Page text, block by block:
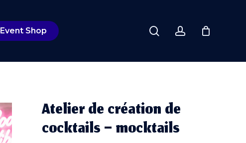
Event Shop searchaccount
Atelier de création de
cocktails – mocktails